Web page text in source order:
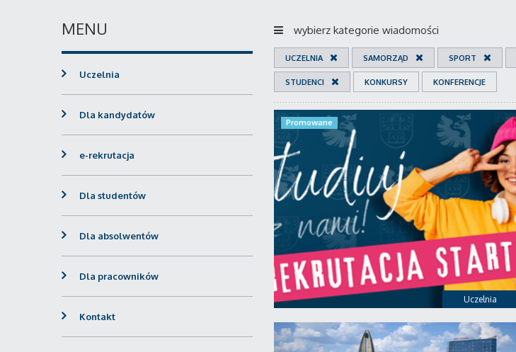
wybierz kategorie wiadomości
UCZELNIA SAMORZĄD SPORT
STUDENCI KONKURSY KONFERENCJE
Uczelnia
Promowane
MENU
Uczelnia
Dla kandydatów
e-rekrutacja
Dla studentów
Dla absolwentów
Dla pracowników
Kontakt